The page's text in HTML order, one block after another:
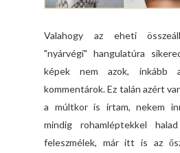
Valahogy az eheti
"nyárvégi" hangulatúra
képek nem azok, inkább
kommentárok. Ez talán azért
a múltkor is írtam, nekem
mindig rohamléptekkel
feleszmélek, már itt is az